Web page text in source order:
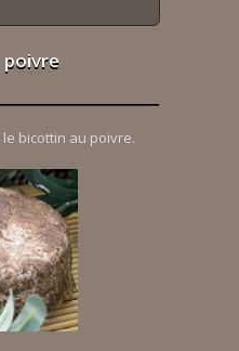
bicottin au poivre.